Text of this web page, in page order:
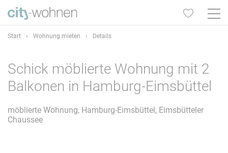
Start › Wohnung mieten › Details
Schick möblierte Wohnung mit 2
Balkonen in Hamburg-Eimsbüttel
möblierte Wohnung, Hamburg-Eimsbüttel, Eimsbütteler
Chaussee